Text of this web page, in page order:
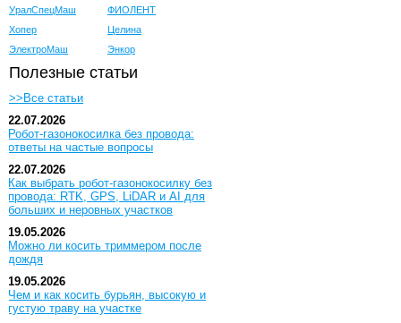
УралСпецМаш
ФИОЛЕНТ
Хопер
Целина
ЭлектроМаш
Энкор
Полезные статьи
>>Все статьи
22.07.2026
Робот-газонокосилка без провода:
ответы на частые вопросы
22.07.2026
Как выбрать робот-газонокосилку без
провода: RTK, GPS, LiDAR и AI для
больших и неровных участков
19.05.2026
Можно ли косить триммером после
дождя
19.05.2026
Чем и как косить бурьян, высокую и
густую траву на участке